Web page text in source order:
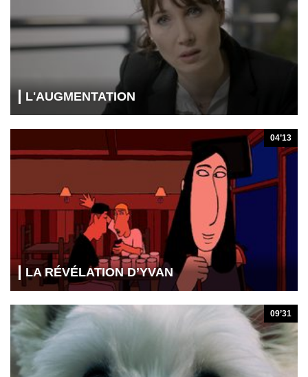
L'AUGMENTATION
LA RÉVÉLATION D’YVAN
04’13
09’31